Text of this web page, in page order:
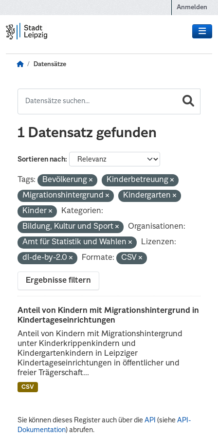
Anmelden
Datensätze
1 Datensatz gefunden
Sortieren nach
Tags: Bevölkerung
Kinderbetreuung
Migrationshintergrund
Kindergarten
Kinder
Kategorien:
Bildung, Kultur und Sport
Organisationen:
Amt für Statistik und Wahlen
Lizenzen:
dl-de-by-2.0
Formate: CSV
Ergebnisse filtern
Anteil von Kindern mit Migrationshintergrund in
Kindertageseinrichtungen
Anteil von Kindern mit Migrationshintergrund
unter Kinderkrippenkindern und
Kindergartenkindern in Leipziger
Kindertageseinrichtungen in öffentlicher und
freier Trägerschaft...
CSV
Sie können dieses Register auch über dieAPI (sieheAPI-
Dokumentation) abrufen.